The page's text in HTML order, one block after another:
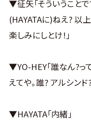
▼YO-HEY｢誰なん? そ
▼YO-HEY｢おいら聞い